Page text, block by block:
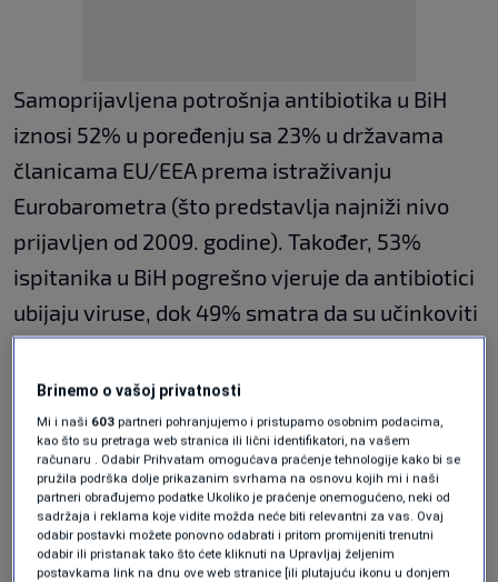
Samoprijavljena potrošnja antibiotika u BiH
iznosi 52% u poređenju sa 23% u državama
članicama EU/EEA prema istraživanju
Eurobarometra (što predstavlja najniži nivo
prijavljen od 2009. godine). Također, 53%
ispitanika u BiH pogrešno vjeruje da antibiotici
ubijaju viruse, dok 49% smatra da su učinkoviti
protiv prehlade. Osim toga, 78% ispitanika je
izjavilo da su imali recept za antibiotik, dok je
8% bilo nesigurno kako su dobili antibiotike,
saopštio je WHO.
Pomenuto istraživanje obuhvatilo je 8.221
ispitanika iz 14 država članica u Evropskoj regiji
Brinemo o vašoj privatnosti
Mi i naši 603 partneri pohranjujemo i pristupamo osobnim podacima,
kao što su pretraga web stranica ili lični identifikatori, na vašem
računaru . Odabir Prihvatam omogućava praćenje tehnologije kako bi se
pružila podrška dolje prikazanim svrhama na osnovu kojih mi i naši
partneri obrađujemo podatke Ukoliko je praćenje onemogućeno, neki od
sadržaja i reklama koje vidite možda neće biti relevantni za vas. Ovaj
odabir postavki možete ponovno odabrati i pritom promijeniti trenutni
odabir ili pristanak tako što ćete kliknuti na Upravljaj željenim
postavkama link na dnu ove web stranice [ili plutajuću ikonu u donjem